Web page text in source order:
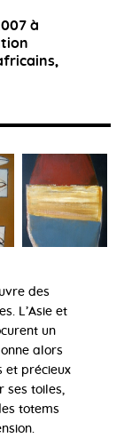
à
des
L’Asie et
un
alors
et précieux
ses toiles,
totems